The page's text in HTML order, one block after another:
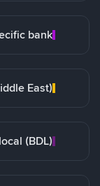
bank
East)
(BDL)